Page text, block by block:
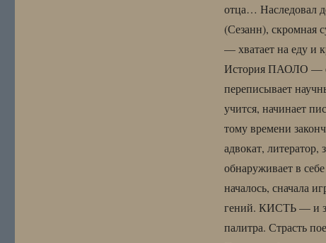
отца… Наследовал
(Сезанн), скромная
— хватает на еду и
История ПАОЛО —
переписывает
учится, начинает
тому времени
адвокат,
обнаруживает в
началось, сначала
гений. КИСТЬ — и
палитра. Страсть